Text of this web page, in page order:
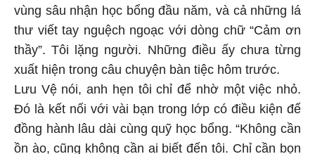
vùng sâu nhận học bổng đầu năm, và cả những lá
thư viết tay nguệch ngoạc với dòng chữ “Cảm ơn
thầy”. Tôi lặng người. Những điều ấy chưa từng
xuất hiện trong câu chuyện bàn tiệc hôm trước.
Lưu Vệ nói, anh hẹn tôi chỉ để nhờ một việc nhỏ.
Đó là kết nối với vài bạn trong lớp có điều kiện để
đồng hành lâu dài cùng quỹ học bổng. “Không cần
ồn ào, cũng không cần ai biết đến tôi. Chỉ cần bọn